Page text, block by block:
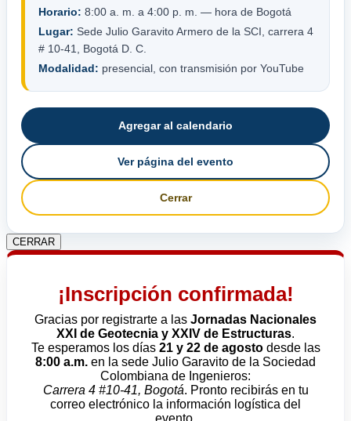
Horario: 8:00 a. m. a 4:00 p. m. — hora de Bogotá
Lugar: Sede Julio Garavito Armero de la SCI, carrera 4
# 10-41, Bogotá D. C.
Modalidad: presencial, con transmisión por YouTube
Agregar al calendario
Ver página del evento
Cerrar
CERRAR
¡Inscripción confirmada!
Gracias por registrarte a las Jornadas Nacionales
XXI de Geotecnia y XXIV de Estructuras.
Te esperamos los días 21 y 22 de agostodesde las
8:00 a.m. en la sede Julio Garavito de la Sociedad
Colombiana de Ingenieros:
Carrera 4 #10-41, Bogotá. Pronto recibirás en tu
correo electrónico la información logística del